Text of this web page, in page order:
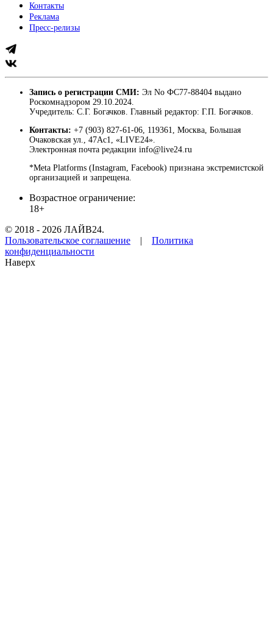
Контакты
Реклама
Пресс-релизы
Запись о регистрации СМИ: Эл No ФС77-88404 выдано
Роскомнадзором 29.10.2024.
Учредитель: С.Г. Богачков. Главный редактор: Г.П. Богачков.
Контакты: +7 (903) 827-61-06, 119361, Москва, Большая
Очаковская ул., 47Ас1, «LIVE24».
Электронная почта редакции info@live24.ru
*Meta Platforms (Instagram, Facebook) признана экстремистской
организацией и запрещена.
Возрастное ограничение:
18+
© 2018 - 2026 ЛАЙВ24.
Пользовательское соглашение | Политика
конфиденциальности
Наверх